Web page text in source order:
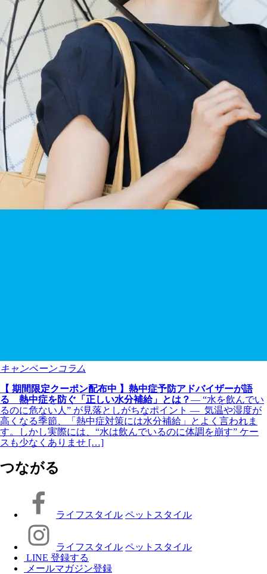
キャンペーンコラム
【 期間限定クーポン配布中 】熱中症予防アドバイザーが語
る 熱中症を防ぐ「正しい水分補給」とは？― “水を飲んでい
るのに危ない人” が見落としがちなポイント ― 気温や湿度が
高くなる季節、「熱中症対策には水分補給」とよく言われま
す。しかし実際には、“水は飲んでいるのに体調を崩す” ケー
スも少なくありませ […]
つながる
ライフスタイル ペットスタイル
ライフスタイル ペットスタイル
LINE 登録する
メールマガジン登録